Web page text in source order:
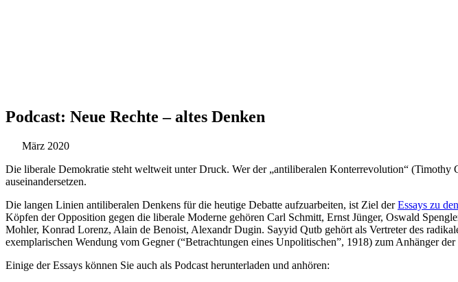
Podcast: Neue Rechte – altes Denken
März 2020
Die libe­rale Demo­kra­tie steht welt­weit unter Druck. Wer der „anti­li­be­ra­len Kon­ter­re­vo­lu­tion“
auseinandersetzen.
Die langen Linien anti­li­be­ra­len Denkens für die heutige Debatte auf­zu­ar­bei­ten, ist Ziel derEssays zu
Köpfen der Oppo­si­tion gegen die libe­rale Moderne gehören Carl Schmitt, Ernst Jünger, Oswald
Mohler, Konrad Lorenz, Alain de Benoist, Alex­andr Dugin. Sayyid Qutb gehört als Ver­tre­ter des
exem­pla­ri­schen Wendung vom Gegner (“Betrach­tun­gen eines Unpo­li­ti­schen”, 1918) zum Anhän­ger
Einige der Essays können Sie auch als Podcast her­un­ter­la­den und anhören: